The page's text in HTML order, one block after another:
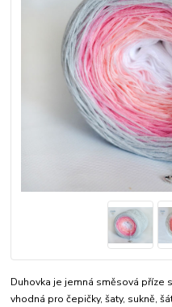
Duhovka je jemná směsová příze
vhodná pro čepičky, šaty, sukně,